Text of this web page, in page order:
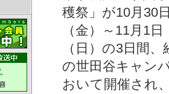
穫祭」が10月30
（金）～11月1日
（日）の3日間、
の世田谷キャン
おいて開催され